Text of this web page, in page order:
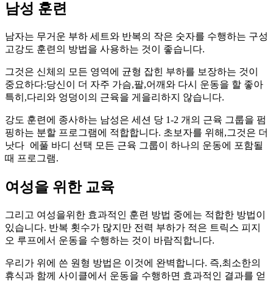
남성 훈련
남자는 무거운 부하 세트와 반복의 작은 숫자를 수행하는 구성
고강도 훈련의 방법을 사용하는 것이 좋습니다.
그것은 신체의 모든 영역에 균형 잡힌 부하를 보장하는 것이
중요하다:당신이 더 자주 가슴,팔,어깨와 다시 운동을 할 좋아
특히,다리와 엉덩이의 근육을 게을리하지 않습니다.
강도 훈련에 종사하는 남성은 세션 당 1-2 개의 근육 그룹을 펌
핑하는 분할 프로그램에 적합합니다. 초보자를 위해,그것은 더
낫다 에풀 바디 선택 모든 근육 그룹이 하나의 운동에 포함될
때 프로그램.
여성을 위한 교육
그리고 여성을위한 효과적인 훈련 방법 중에는 적합한 방법이
있습니다. 반복 횟수가 많지만 전력 부하가 적은 트릭스 피지
오 루프에서 운동을 수행하는 것이 바람직합니다.
우리가 위에 쓴 원형 방법은 이것에 완벽합니다. 즉,최소한의
휴식과 함께 사이클에서 운동을 수행하면 효과적인 결과를 얻